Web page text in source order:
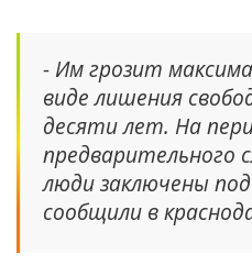
- Им грозит
виде лишения
десяти лет. На
предварительного
люди заключены
сообщили в